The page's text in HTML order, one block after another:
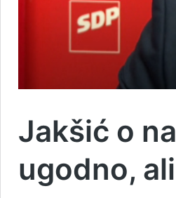
Jakšić o
ugodno,